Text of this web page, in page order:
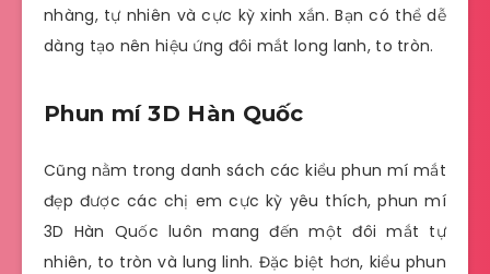
nhàng, tự nhiên và cực kỳ xinh xắn. Bạn có thể dễ
dàng tạo nên hiệu ứng đôi mắt long lanh, to tròn.
Phun mí 3D Hàn Quốc
Cũng nằm trong danh sách các kiểu phun mí mắt
đẹp được các chị em cực kỳ yêu thích, phun mí
3D Hàn Quốc luôn mang đến một đôi mắt tự
nhiên, to tròn và lung linh. Đặc biệt hơn, kiểu phun